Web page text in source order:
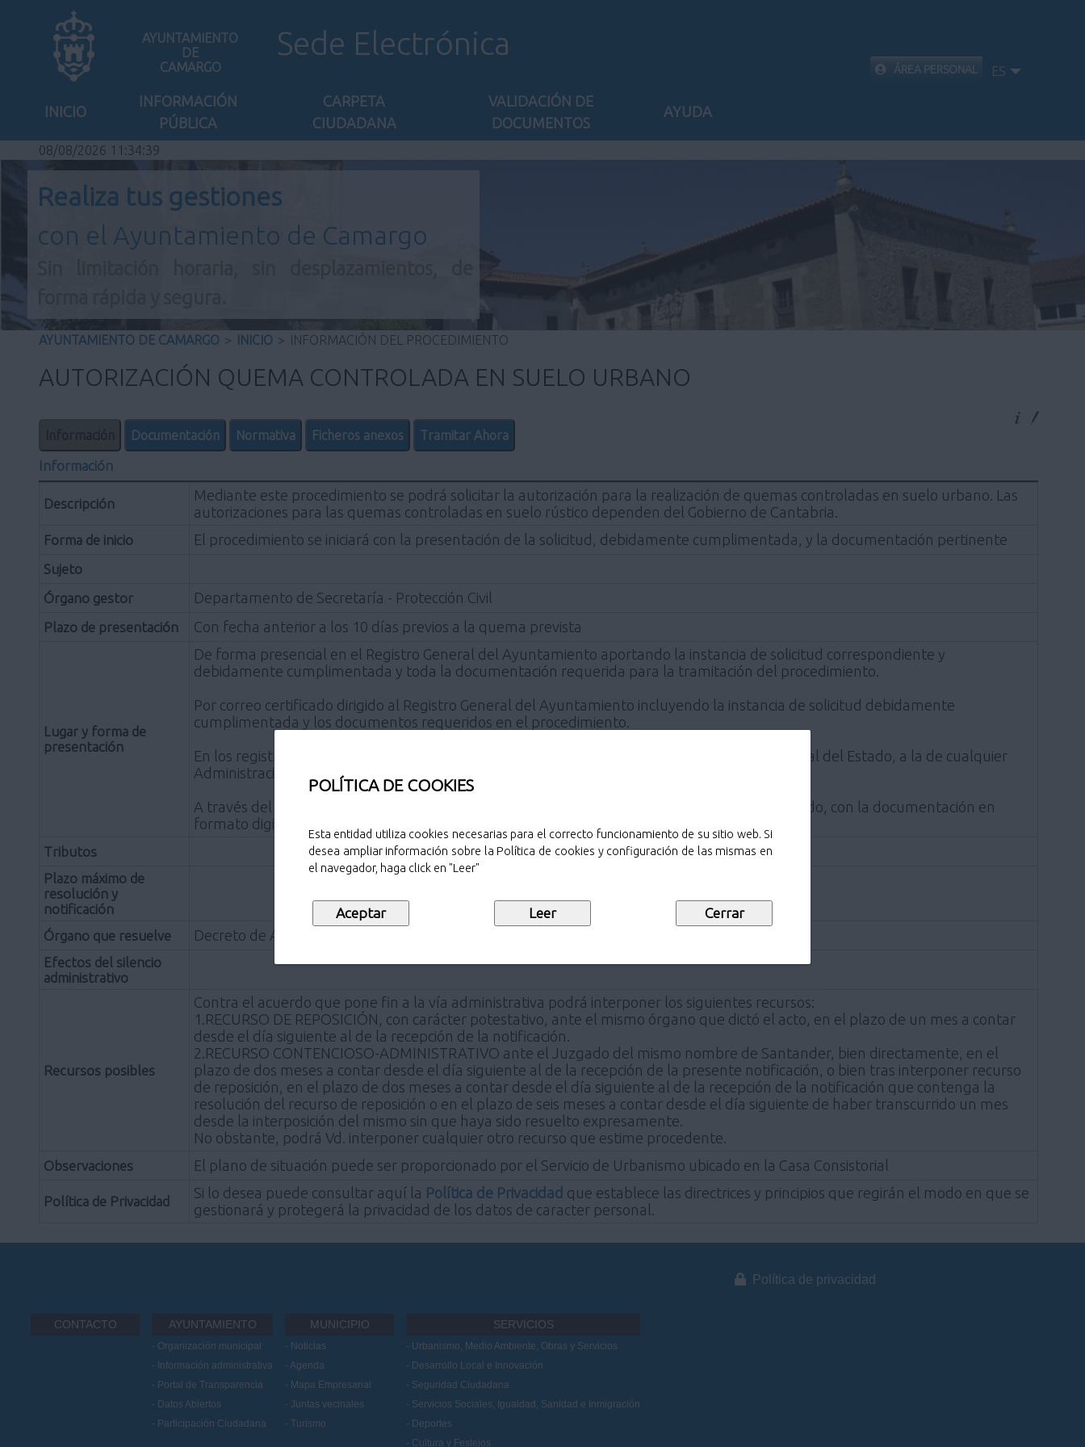
POLÍTICA DE COOKIES
Esta entidad utiliza cookies necesarias para el correcto funcionamiento de su sitio web. Si
desea ampliar información sobre la Política de cookies y configuración de las mismas en
el navegador, haga click en "Leer"
AYUNTAMIENTO
DE
CAMARGO
Sede Electrónica
INICIO
INFORMACIÓN
PÚBLICA
CARPETA
CIUDADANA
VALIDACIÓN DE
DOCUMENTOS
AYUDA
ÁREA PERSONAL ES
08/08/2026 11:34:39
Realiza tus gestiones
con el Ayuntamiento de Camargo
AYUNTAMIENTO DE CAMARGO > INICIO > INFORMACIÓN DEL PROCEDIMIENTO
AUTORIZACIÓN QUEMA CONTROLADA EN SUELO URBANO
Documentación Normativa Ficheros anexos Tramitar Ahora
Información
Descripción
Mediante este procedimiento se podrá solicitar la autorización para la realización de quemas controladas en suelo urbano. Las
autorizaciones para las quemas controladas en suelo rústico dependen del Gobierno de Cantabria.
Forma de inicio El procedimiento se iniciará con la presentación de la solicitud, debidamente cumplimentada, y la documentación pertinente
Sujeto
Órgano gestor
Departamento de Secretaría - Protección Civil
Plazo de presentación Con fecha anterior a los 10 días previos a la quema prevista
Lugar y forma de
presentación
De forma presencial en el Registro General del Ayuntamiento aportando la instancia de solicitud correspondiente y
debidamente cumplimentada y toda la documentación requerida para la tramitación del procedimiento.
Por correo certificado dirigido al Registro General del Ayuntamiento incluyendo la instancia de solicitud debidamente
cumplimentada y los documentos requeridos en el procedimiento.
En los registros de cualquier órgano administrativo, que pertenezca a la Administración General del Estado, a la de cualquier
Administración de las Comunidades Autónomas.
A través del Registro Telemático con DNI Electrónico o Certificado Digital Avanzado y Reconocido, con la documentación en
formato digital
Tributos
Plazo máximo de
resolución y
notificación
Órgano que resuelve
Decreto de Alcaldía
Efectos del silencio
administrativo
Recursos posibles
Contra el acuerdo que pone fin a la vía administrativa podrá interponer los siguientes recursos:
1.RECURSO DE REPOSICIÓN, con carácter potestativo, ante el mismo órgano que dictó el acto, en el plazo de un mes a contar
desde el día siguiente al de la recepción de la notificación.
2.RECURSO CONTENCIOSO-ADMINISTRATIVO ante el Juzgado del mismo nombre de Santander, bien directamente, en el
plazo de dos meses a contar desde el día siguiente al de la recepción de la presente notificación, o bien tras interponer recurso
de reposición, en el plazo de dos meses a contar desde el día siguiente al de la recepción de la notificación que contenga la
resolución del recurso de reposición o en el plazo de seis meses a contar desde el día siguiente de haber transcurrido un mes
desde la interposición del mismo sin que haya sido resuelto expresamente.
No obstante, podrá Vd. interponer cualquier otro recurso que estime procedente.
Observaciones El plano de situación puede ser proporcionado por el Servicio de Urbanismo ubicado en la Casa Consistorial
Política de Privacidad
Si lo desea puede consultar aquí la Política de Privacidad que establece las directrices y principios que regirán el modo en que se
gestionará y protegerá la privacidad de los datos de caracter personal.
CONTACTO AYUNTAMIENTO
Organización municipal
Información administrativa
Portal de Transparencia
Datos Abiertos
Participación Ciudadana
MUNICIPIO
Noticias
Agenda
Mapa Empresarial
Juntas vecinales
Turismo
SERVICIOS
Urbanismo, Medio Ambiente, Obras y Servicios
Desarrollo Local e Innovación
Seguridad Ciudadana
Servicios Sociales, Igualdad, Sanidad e Inmigración
Deportes
Cultura y Festejos
Política de privacidad